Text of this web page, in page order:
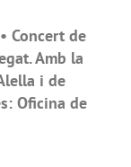
• Concert de
Amb la
i de
Oficina de